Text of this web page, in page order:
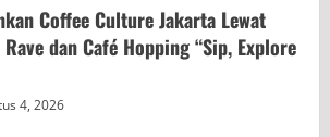
Coffee Culture Jakarta Lewat
dan Café Hopping “Sip, Explore
4, 2026